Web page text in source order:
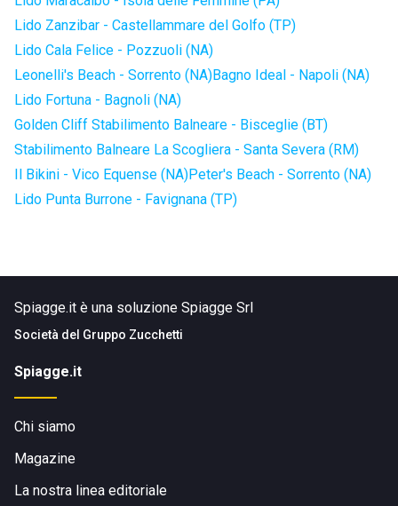
Lido Zanzibar - Castellammare del Golfo (TP)
Lido Cala Felice - Pozzuoli (NA)
Leonelli's Beach - Sorrento (NA)Bagno Ideal - Napoli (NA)
Lido Fortuna - Bagnoli (NA)
Golden Cliff Stabilimento Balneare - Bisceglie (BT)
Stabilimento Balneare La Scogliera - Santa Severa (RM)
Il Bikini - Vico Equense (NA)Peter's Beach - Sorrento (NA)
Lido Punta Burrone - Favignana (TP)
Spiagge.it è una soluzione Spiagge Srl
Società del Gruppo Zucchetti
Spiagge.it
Chi siamo
Magazine
La nostra linea editoriale